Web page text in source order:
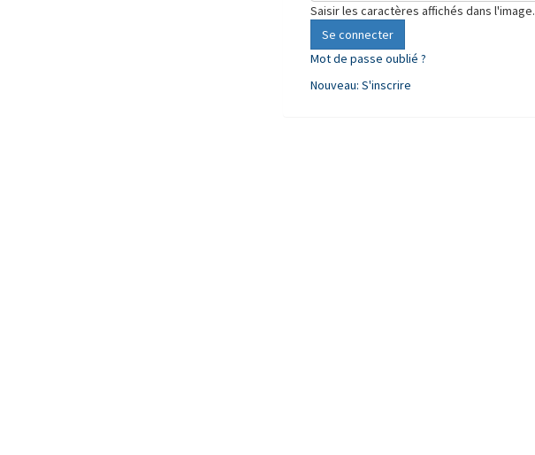
Saisir les caractères affichés dans l'image.
Se connecter
Mot de passe oublié ?
Nouveau: S'inscrire